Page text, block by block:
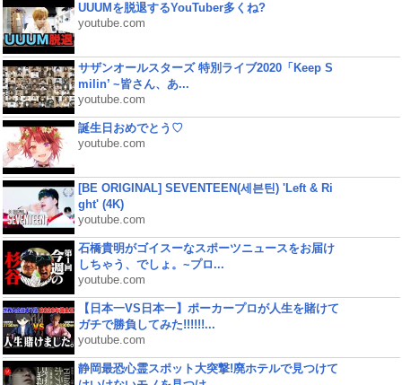
UUUMを脱退するYouTuber多くね?
youtube.com
サザンオールスターズ 特別ライブ2020「Keep S
milin’ ~皆さん、あ...
youtube.com
誕生日おめでとう♡
youtube.com
[BE ORIGINAL] SEVENTEEN(세븐틴) 'Left & Ri
ght' (4K)
youtube.com
石橋貴明がゴイスーなスポーツニュースをお届け
しちゃう、でしょ。~プロ...
youtube.com
【日本一VS日本一】ポーカープロが人生を賭けて
ガチで勝負してみた!!!!!!...
youtube.com
静岡最恐心霊スポット大突撃!廃ホテルで見つけて